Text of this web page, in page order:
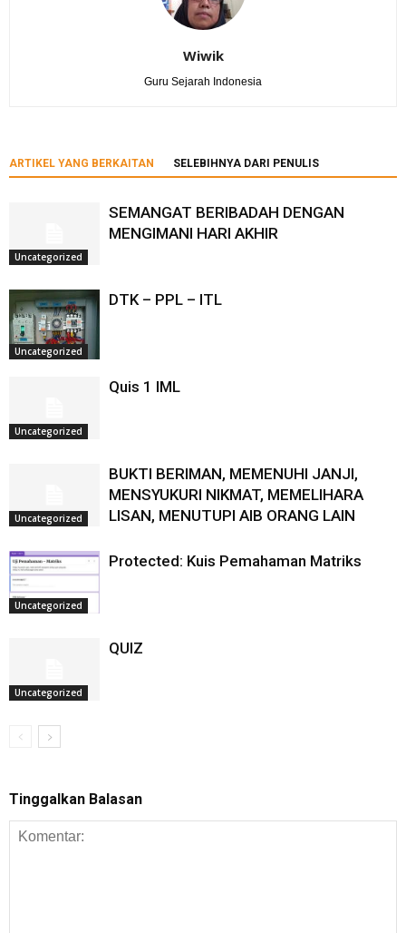
Wiwik
Guru Sejarah Indonesia
ARTIKEL YANG BERKAITAN SELEBIHNYA DARI PENULIS
Uncategorized
SEMANGAT BERIBADAH DENGAN
MENGIMANI HARI AKHIR
Uncategorized
DTK – PPL – ITL
Uncategorized
Quis 1 IML
Uncategorized
BUKTI BERIMAN, MEMENUHI JANJI,
MENSYUKURI NIKMAT, MEMELIHARA
LISAN, MENUTUPI AIB ORANG LAIN
Uncategorized
Protected: Kuis Pemahaman Matriks
Uncategorized
QUIZ
Tinggalkan Balasan